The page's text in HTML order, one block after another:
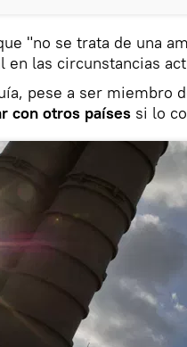
"no se trata de una
en las circunstancias
pese a ser miembro
con otros países si lo